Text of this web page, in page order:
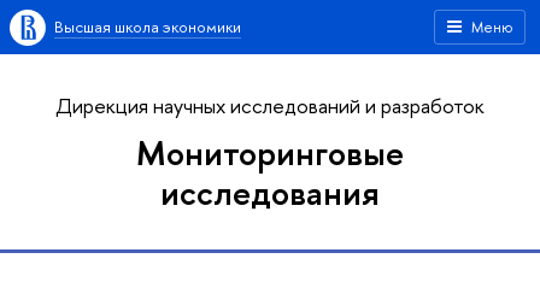
Меню
Высшая школа экономики
Дирекция научных исследований и разработок
Мониторинговые
исследования